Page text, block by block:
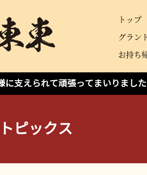
トップ
グラン
お持ち
に支えられて頑張ってまいりまし
ピックス